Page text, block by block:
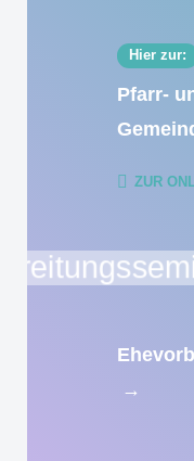
Hier zur:
Pfarr-
ZUR
→